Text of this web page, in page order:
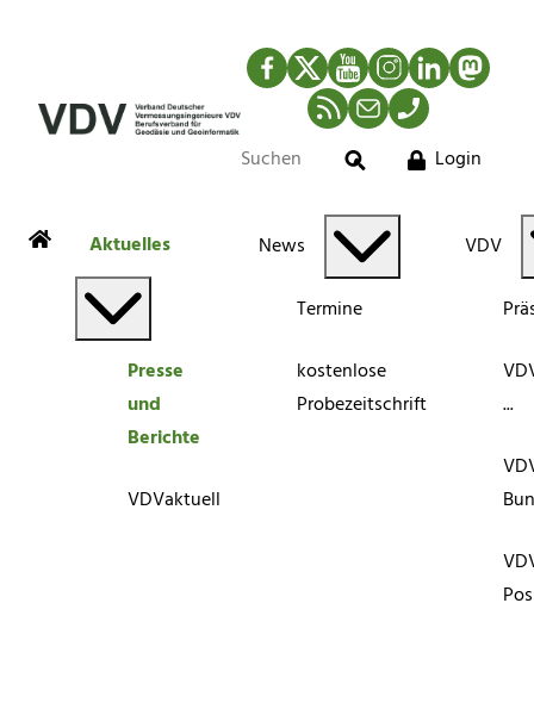
Facebook
TwitterYouTubeInstagram
LinkedIn
RSS-Newsfeed
MailTelefon
Suche
Login
Aktuelles
Presse
und
Berichte
VDVaktuell
News
Termine
kostenlose
Probezeitschrift
VDV
...